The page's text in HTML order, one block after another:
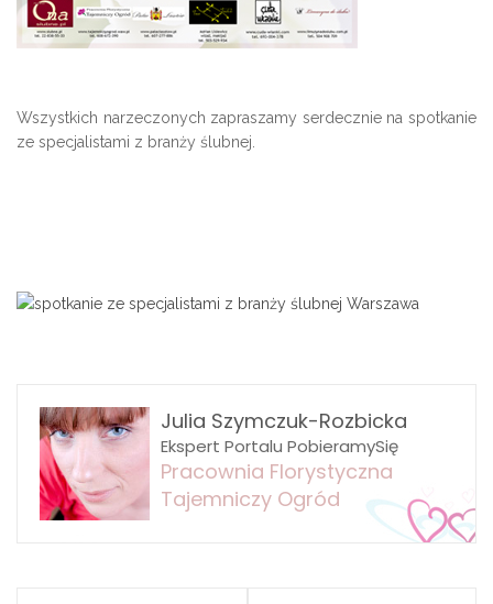
Wszystkich narzeczonych zapraszamy serdecznie na spotkanie
ze specjalistami z branży ślubnej.
Julia Szymczuk-Rozbicka
Ekspert Portalu PobieramySię
Pracownia Florystyczna
Tajemniczy Ogród